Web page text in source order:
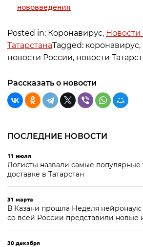
нововведения
Posted in: Коронавирус, Новости
ТатарстанаTagged:
новости России, новости
Рассказать о новости
ПОСЛЕДНИЕ НОВОСТИ
11 июля
Логисты назвали самые
доставке в Татарстан
31 марта
В Казани прошла Неделя
со всей России представили новые
30 декабря